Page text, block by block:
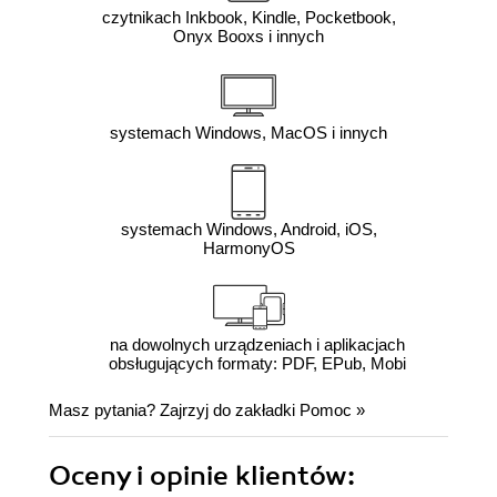
czytnikach Inkbook, Kindle, Pocketbook,
Onyx Booxs i innych
systemach Windows, MacOS i innych
systemach Windows, Android, iOS,
HarmonyOS
na dowolnych urządzeniach i aplikacjach
obsługujących formaty: PDF, EPub, Mobi
Masz pytania? Zajrzyj do zakładki Pomoc »
Oceny i opinie klientów: